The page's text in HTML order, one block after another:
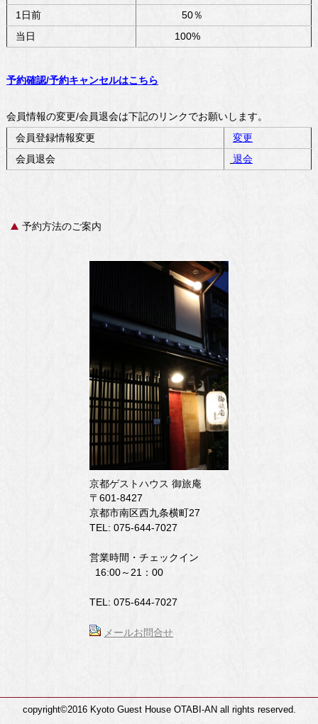
1日前
50％
当日
100%
予約確認/予約キャンセルはこちら
会員情報の変更/会員退会は下記のリンクでお願いします。
会員登録情報変更
変更
会員退会
退会
予約方法のご案内
京都ゲストハウス 御旅庵
〒601-8427
京都市南区西九条横町27
TEL: 075-644-7027
営業時間・チェックイン
16:00～21：00
TEL: 075-644-7027
メールお問合せ
copyright©2016 Kyoto Guest House OTABI-AN all rights reserved.